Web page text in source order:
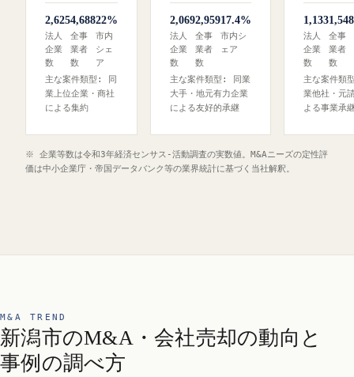
2,625
法人
企業
数
4,688
全事
業者
数
22%
市内
シェ
ア
主な案件類型: 同
業上位企業・商社
による集約
2,069
法人
企業
数
2,959
全事
業者
数
17.4%
市内シ
ェア
主な案件類型: 同業
大手・地元有力企業
による友好的承継
1,133
法人
企業
数
1,548
全事
業者
数
主な案件類
業他社・元
よる事業承
※ 企業等数は令和3年経済センサス‐活動調査の実数値。M&Aニーズの定性評
価は中小企業庁・帝国データバンク等の業界統計に基づく当社解釈。
M&A TREND
新潟市のM&A・会社売却の動向と
事例の調べ方